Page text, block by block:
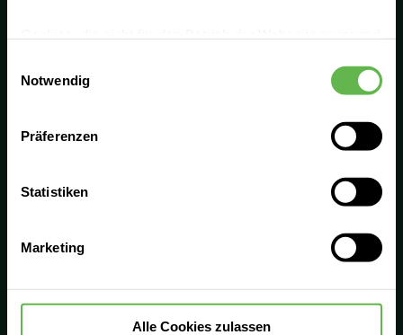
eingesetzt werden.
Es steht Ihnen frei, unsere Seite mit nur den notwendigen
Cookies zu benutzen, eine individuelle Auswahl
oder durch Auswahl von „Alle Cookies akzeptieren“ in die
widerrufen.
Notwendig
Präferenzen
Statistiken
Marketing
Alle Cookies zulassen
beste Lösung für unsere Patient:innen. Mit
unseren gebündelten Stärken und unserem
Fachwissen bieten wir eine vollumfängliche
0800 - Medizin